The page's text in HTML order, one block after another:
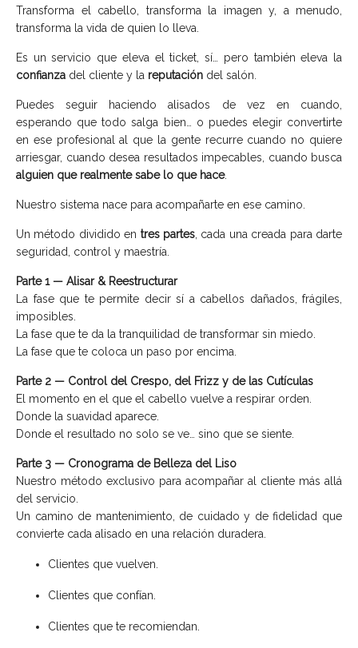
Transforma el cabello, transforma la imagen y, a menudo,
transforma la vida de quien lo lleva.
Es un servicio que eleva el ticket, sí… pero también eleva la
confianza del cliente y la reputación del salón.
Puedes seguir haciendo alisados de vez en cuando,
esperando que todo salga bien… o puedes elegir convertirte
en ese profesional al que la gente recurre cuando no quiere
arriesgar, cuando desea resultados impecables, cuando busca
alguien que realmente sabe lo que hace.
Nuestro sistema nace para acompañarte en ese camino.
Un método dividido en tres partes, cada una creada para darte
seguridad, control y maestría.
Parte 1 — Alisar & Reestructurar
La fase que te permite decir sí a cabellos dañados, frágiles,
imposibles.
La fase que te da la tranquilidad de transformar sin miedo.
La fase que te coloca un paso por encima.
Parte 2 — Control del Crespo, del Frizz y de las Cutículas
El momento en el que el cabello vuelve a respirar orden.
Donde la suavidad aparece.
Donde el resultado no solo se ve… sino que se siente.
Parte 3 — Cronograma de Belleza del Liso
Nuestro método exclusivo para acompañar al cliente más allá
del servicio.
Un camino de mantenimiento, de cuidado y de fidelidad que
convierte cada alisado en una relación duradera.
Clientes que vuelven.
Clientes que confían.
Clientes que te recomiendan.